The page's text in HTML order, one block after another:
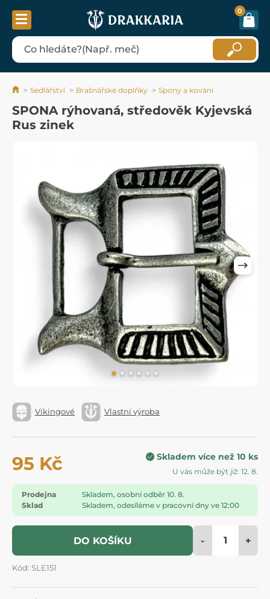
0
Sedlářství Brašnářské doplňky Spony a kování
SPONA rýhovaná, středověk Kyjevská
Rus zinek
Vikingové Vlastní výroba
95 Kč Skladem více než 10 ks
U vás může být již: 12. 8.
Prodejna
Skladem, osobní odběr 10. 8.
Sklad
Skladem, odesíláme v pracovní dny ve 12:00
DO KOŠÍKU - +
Kód: SLE151